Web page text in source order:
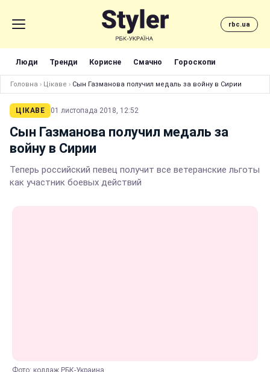
rbc.ua
Люди Тренди Корисне Смачно Гороскопи
Головна › Цікаве › Сын Газманова получил медаль за войну в Сирии
ЦІКАВЕ 01 листопада 2018, 12:52
Сын Газманова получил медаль за
войну в Сирии
Теперь российский певец получит все ветеранские льготы
как участник боевых действий